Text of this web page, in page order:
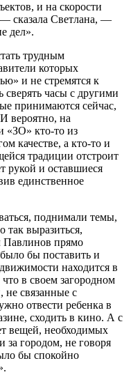
и на скорости
— сказала Светлана, —
дел».
трудным
которых
и не стремятся к
часы с другими
принимаются сейчас,
вероятно, на
«ЗО» кто-то из
качестве, а кто-то и
традиции отстроит
рукой и оставшиеся
единственное
поднимали темы,
выразиться,
Павлинов прямо
бы поставить и
находится в
в своем загородном
не связанные с
отвести ребенка в
сходить в кино. А с
вещей, необходимых
городом, не говоря
бы спокойно